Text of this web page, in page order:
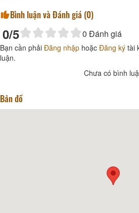
Bình luận và Đánh giá (0)
0/5 0 Đánh giá
Bạn cần phải Đăng nhập hoặc Đăng ký tài
luận.
Chưa có bình
Bản đồ